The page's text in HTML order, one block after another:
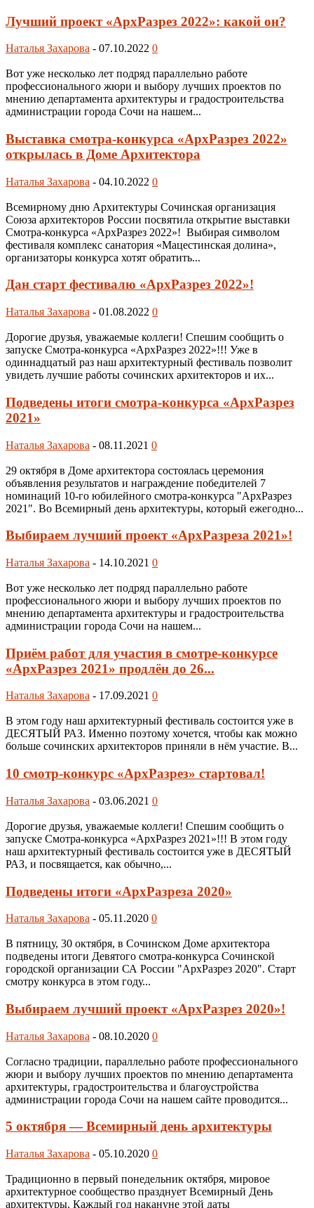
Лучший проект «АрхРазрез 2022»: какой он?
Наталья Захарова - 07.10.2022 0
Вот уже несколько лет подряд параллельно работе
профессионального жюри и выбору лучших проектов по
мнению департамента архитектуры и градостроительства
администрации города Сочи на нашем...
Выставка смотра-конкурса «АрхРазрез 2022»
открылась в Доме Архитектора
Наталья Захарова - 04.10.2022 0
Всемирному дню Архитектуры Сочинская организация
Союза архитекторов России посвятила открытие выставки
Смотра-конкурса «АрхРазрез 2022»! Выбирая символом
фестиваля комплекс санатория «Мацестинская долина»,
организаторы конкурса хотят обратить...
Дан старт фестивалю «АрхРазрез 2022»!
Наталья Захарова - 01.08.2022 0
Дорогие друзья, уважаемые коллеги! Спешим сообщить о
запуске Смотра-конкурса «АрхРазрез 2022»!!! Уже в
одиннадцатый раз наш архитектурный фестиваль позволит
увидеть лучшие работы сочинских архитекторов и их...
Подведены итоги смотра-конкурса «АрхРазрез
2021»
Наталья Захарова - 08.11.2021 0
29 октября в Доме архитектора состоялась церемония
объявления результатов и награждение победителей 7
номинаций 10-го юбилейного смотра-конкурса "АрхРазрез
2021". Во Всемирный день архитектуры, который ежегодно...
Выбираем лучший проект «АрхРазреза 2021»!
Наталья Захарова - 14.10.2021 0
Вот уже несколько лет подряд параллельно работе
профессионального жюри и выбору лучших проектов по
мнению департамента архитектуры и градостроительства
администрации города Сочи на нашем...
Приём работ для участия в смотре-конкурсе
«АрхРазрез 2021» продлён до 26...
Наталья Захарова - 17.09.2021 0
В этом году наш архитектурный фестиваль состоится уже в
ДЕСЯТЫЙ РАЗ. Именно поэтому хочется, чтобы как можно
больше сочинских архитекторов приняли в нём участие. В...
10 смотр-конкурс «АрхРазрез» стартовал!
Наталья Захарова - 03.06.2021 0
Дорогие друзья, уважаемые коллеги! Спешим сообщить о
запуске Смотра-конкурса «АрхРазрез 2021»!!! В этом году
наш архитектурный фестиваль состоится уже в ДЕСЯТЫЙ
РАЗ, и посвящается, как обычно,...
Подведены итоги «АрхРазреза 2020»
Наталья Захарова - 05.11.2020 0
В пятницу, 30 октября, в Сочинском Доме архитектора
подведены итоги Девятого смотра-конкурса Сочинской
городской организации СА России "АрхРазрез 2020". Старт
смотру конкурса в этом году...
Выбираем лучший проект «АрхРазрез 2020»!
Наталья Захарова - 08.10.2020 0
Согласно традиции, параллельно работе профессионального
жюри и выбору лучших проектов по мнению департамента
архитектуры, градостроительства и благоустройства
администрации города Сочи на нашем сайте проводится...
5 октября — Всемирный день архитектуры
Наталья Захарова - 05.10.2020 0
Традиционно в первый понедельник октября, мировое
архитектурное сообщество празднует Всемирный День
архитектуры. Каждый год накануне этой даты